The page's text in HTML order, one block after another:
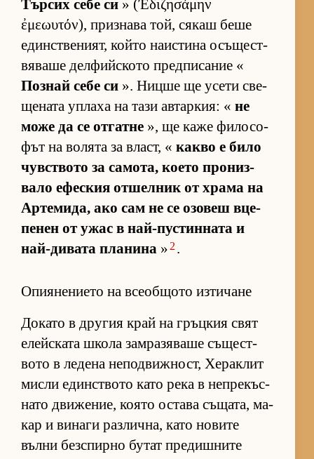
Тър­сих себе си » (Ἐδιζησάμην
ἐμεωυτόν), приз­нава той, ся­каш беше
един­с­т­ве­ни­ят, който на­ис­тина осъ­щес­т­
вя­ваше дел­фийс­кото пред­пи­са­ние «
Поз­най себе си ». Ницше ще усети све­
ще­ната уп­лаха на тази ав­тар­кия: « не
може да се от­гатне », ще каже фи­ло­со­
фът на во­лята за власт, « какво е било
чув­с­т­вото за са­мо­та, ко­ето про­низ­
вало ефес­кия от­шел­ник от храма на
Ар­те­ми­да, ако сам не се озо­веш вце­
пе­нен от ужас в най-пус­тин­ната и
най-ди­вата пла­нина » 2 .
Опиянението на всеобщото изтичане
До­като в дру­гия край на гръц­кия свят
елейс­ката школа зам­ра­зя­ваше съ­щес­т­
вото в ле­дена не­под­виж­ност, Хе­рак­лит
мисли един­с­т­вото като река в неп­ре­къс­
нато дви­же­ние, ко­ято ос­тава съ­ща­та, ма­
кар и ви­наги раз­лич­на, като но­вите
вълни без­спирно бу­тат пре­диш­ните